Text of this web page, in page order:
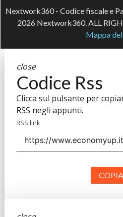
Nextwork360 - Codice fiscale e
2026 Nextwork360. ALL
Mappa
close
Codice Rss
Clicca sul pulsante per
RSS negli appunti.
RSS link